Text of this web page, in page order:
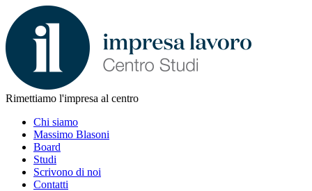
Rimettiamo l'impresa al centro
Chi siamo
Massimo Blasoni
Board
Studi
Scrivono di noi
Contatti